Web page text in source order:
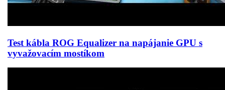
Test kábla ROG Equalizer na napájanie GPU s
vyvažovacím mostíkom